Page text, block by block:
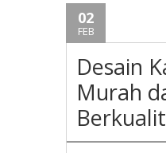
02
FEB
Desain
Murah